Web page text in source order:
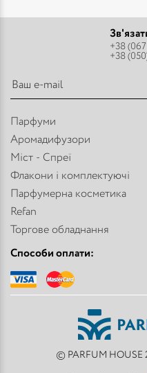
+38
+38
Парфуми
Аромадифузори
Міст - Спреї
Флакони і комплектуючі
Парфумерна косметика
Refan
Торгове обладнання
Способи оплати:
© PARFUM HOUSE